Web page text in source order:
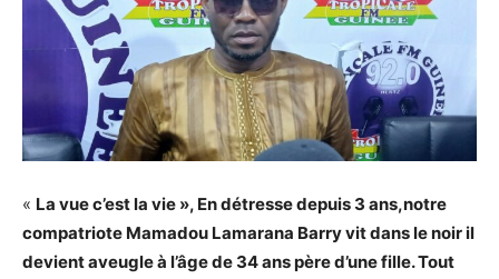
« La vue c’est la vie », En détresse depuis 3 ans,notre
compatriote Mamadou Lamarana Barry vit dans le noir il
devient aveugle à l’âge de 34 ans père d’une fille. Tout